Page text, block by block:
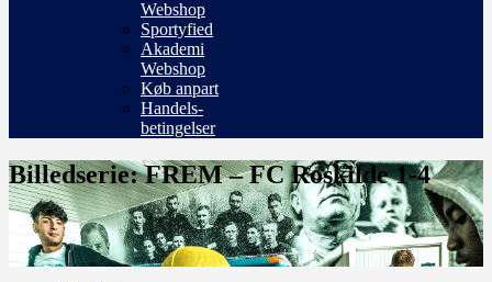
Webshop
Sportyfied
Akademi
Webshop
Køb anpart
Handels-
betingelser
Billedserie: FREM – FC Roskilde 1-4